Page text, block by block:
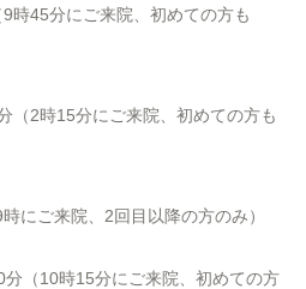
時45分にご来院、初めての方も
（2時15分にご来院、初めての方も
にご来院、2回目以降の方のみ）
（10時15分にご来院、初めての方